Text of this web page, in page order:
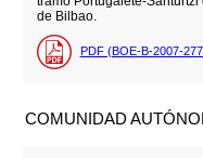
de Bilbao.
PDF (BOE-B-2007-
COMUNIDAD